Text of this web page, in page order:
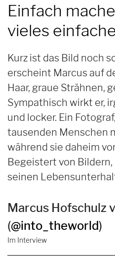
Einfach
vieles
Kurz ist das Bild noch
erscheint Marcus auf
Haar, graue Strähnen,
Sympathisch wirkt er,
und locker. Ein
tausenden Menschen
während sie daheim
Begeistert von
seinen
Marcus Hofschulz
(@into_theworld)
Im Interview